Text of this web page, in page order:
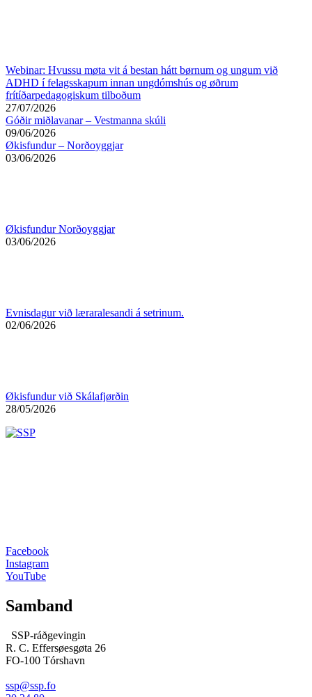
Webinar: Hvussu møta vit á bestan hátt børnum og ungum við
ADHD í felagsskapum innan ungdómshús og øðrum
frítíðarpedagogiskum tilboðum
27/07/2026
Góðir miðlavanar – Vestmanna skúli
09/06/2026
Økisfundur – Norðoyggjar
03/06/2026
Økisfundur Norðoyggjar
03/06/2026
Evnisdagur við læraralesandi á setrinum.
02/06/2026
Økisfundur við Skálafjørðin
28/05/2026
Facebook
Instagram
YouTube
Samband
SSP-ráðgevingin
R. C. Effersøesgøta 26
FO-100 Tórshavn
ssp@ssp.fo